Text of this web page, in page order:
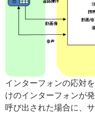
インターフォンの応対
けのインターフォンが
呼び出された場合に、